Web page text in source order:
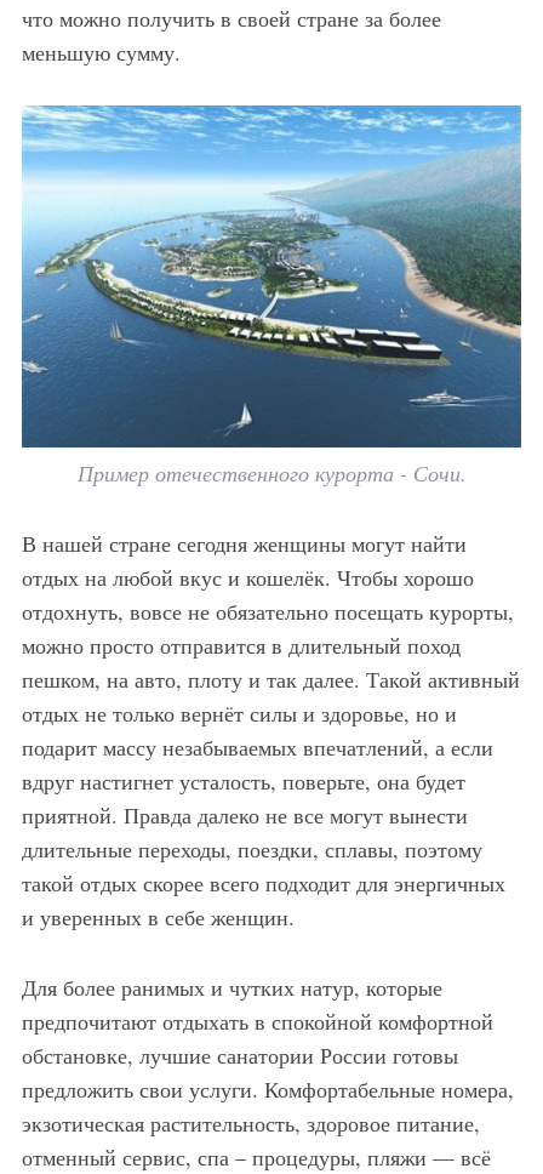
что можно получить в своей стране за более
меньшую сумму.
Пример отечественного курорта - Сочи.
В нашей стране сегодня женщины могут найти
отдых на любой вкус и кошелёк. Чтобы хорошо
отдохнуть, вовсе не обязательно посещать курорты,
можно просто отправится в длительный поход
пешком, на авто, плоту и так далее. Такой активный
отдых не только вернёт силы и здоровье, но и
подарит массу незабываемых впечатлений, а если
вдруг настигнет усталость, поверьте, она будет
приятной. Правда далеко не все могут вынести
длительные переходы, поездки, сплавы, поэтому
такой отдых скорее всего подходит для энергичных
и уверенных в себе женщин.
Для более ранимых и чутких натур, которые
предпочитают отдыхать в спокойной комфортной
обстановке, лучшие санатории России готовы
предложить свои услуги. Комфортабельные номера,
экзотическая растительность, здоровое питание,
отменный сервис, спа – процедуры, пляжи — всё